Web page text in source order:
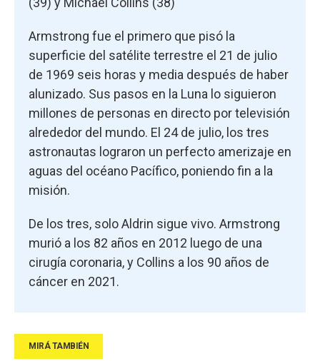
Armstrong fue el primero que pisó la
superficie del satélite terrestre el 21 de julio
de 1969 seis horas y media después de haber
alunizado. Sus pasos en la Luna lo siguieron
millones de personas en directo por televisión
alrededor del mundo. El 24 de julio, los tres
astronautas lograron un perfecto amerizaje en
aguas del océano Pacífico, poniendo fin a la
misión.
De los tres, solo Aldrin sigue vivo. Armstrong
murió a los 82 años en 2012 luego de una
cirugía coronaria, y Collins a los 90 años de
cáncer en 2021.